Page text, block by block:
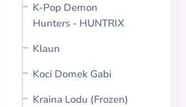
K-Pop Demon
Hunters - HUNTRIX
Klaun
Koci Domek Gabi
Kraina Lodu (Frozen)